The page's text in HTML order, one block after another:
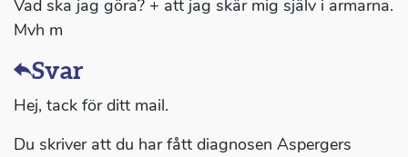
Vad ska jag göra? + att jag skär mig själv i armarna.
Mvh m
Svar
Hej, tack för ditt mail.
Du skriver att du har fått diagnosen Aspergers